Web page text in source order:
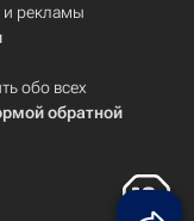
и рекламы
обо всех
обратной